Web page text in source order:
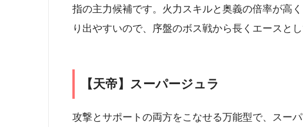
指の主力候補です。火力スキルと奥義の倍率が高
り出やすいので、序盤のボス戦から長くエースと
【天帝】スーパージュラ
攻撃とサポートの両方をこなせる万能型で、スー